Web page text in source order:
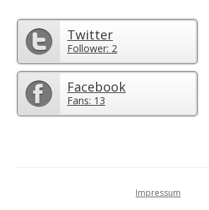
Twitter
Follower: 2
Facebook
Fans: 13
Impressum